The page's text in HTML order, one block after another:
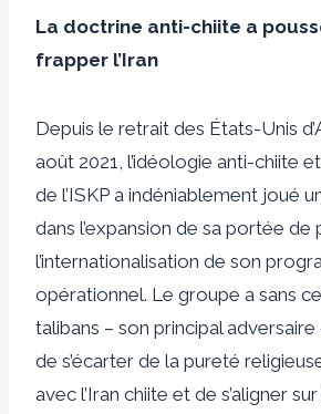
La doctrine anti-chiite a
frapper l’Iran
Depuis le retrait des États-Unis
août 2021, l’idéologie anti-chiite
de l’ISKP a indéniablement joué
dans l’expansion de sa portée
l’internationalisation de son
opérationnel. Le groupe a sans
talibans – son principal
de s’écarter de la pureté
avec l’Iran chiite et de s’aligner